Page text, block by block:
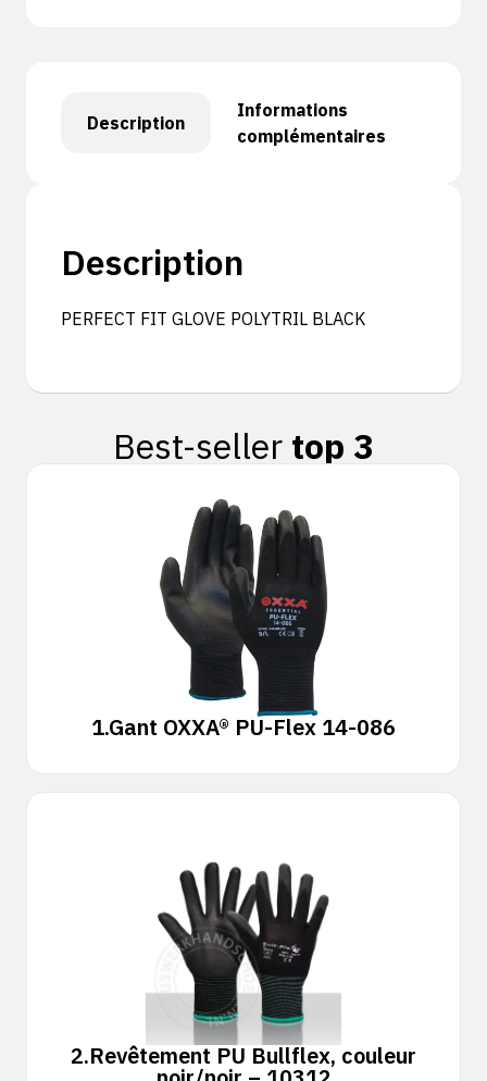
Description
Informations
complémentaires
Description
PERFECT FIT GLOVE POLYTRIL BLACK
Best-seller top 3
1.Gant OXXA® PU-Flex 14-086
2.Revêtement PU Bullflex, couleur